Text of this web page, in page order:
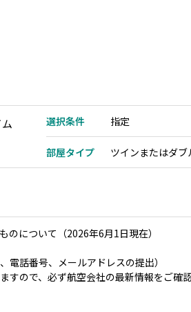
選択条件 指定
部屋タイプ ツインまたはダブ
について（2026年6月1日現在）
電話番号、メールアドレスの提出）
ので、必ず航空会社の最新情報をご確認